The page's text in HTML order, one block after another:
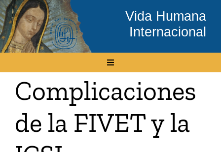
Skip
to
content
Vida Humana
Internacional
Toggle
Inicio
Conócenos
Complicaciones
de la FIVET y la